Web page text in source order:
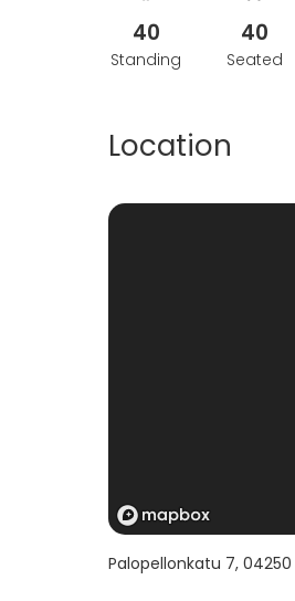
40
Standing
40
Seated
Location
Palopellonkatu 7, 04250